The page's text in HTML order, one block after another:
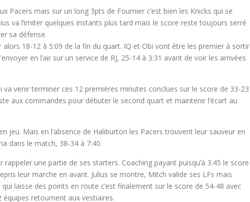
Pacers mais sur un long 3pts de Fournier c’est bien les Knicks qui se
va l’imiter quelques instants plus tard mais le score reste toujours serré
sa défense.
18-12 à 5:09 de la fin du quart. IQ et Obi vont être les premier à sortir
en l’air sur un service de RJ, 25-14 à 3:31 avant de voir les arrivées
venir terminer ces 12 premières minutes conclues sur le score de 33-23
aux commandes pour débuter le second quart et maintenir l’écart au
jeu. Mais en l’absence de Haliburton les Pacers trouvent leur sauveur en
dans le match, 38-34 à 7:40.
une partie de ses starters. Coaching payant puisqu’à 3:45 le score
leur marche en avant. Julius se montre, Mitch valide ses LFs mais
laisse des points en route c’est finalement sur le score de 54-48 avec
retournent aux vestiaires.